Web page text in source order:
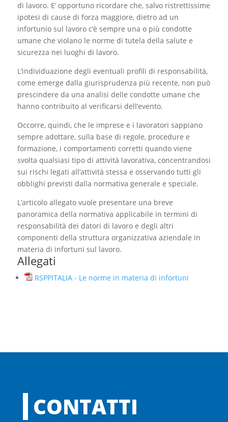
di lavoro. E’ opportuno ricordare che, salvo ristrettissime
ipotesi di cause di forza maggiore, dietro ad un
infortunio sul lavoro c’è sempre una o più condotte
umane che violano le norme di tutela della salute e
sicurezza nei luoghi di lavoro.
L’individuazione degli eventuali profili di responsabilità,
come emerge dalla giurisprudenza più recente, non può
prescindere da una analisi delle condotte umane che
hanno contribuito al verificarsi dell’evento.
Occorre, quindi, che le imprese e i lavoratori sappiano
sempre adottare, sulla base di regole, procedure e
formazione, i comportamenti corretti quando viene
svolta qualsiasi tipo di attività lavorativa, concentrandosi
sui rischi legati all’attività stessa e osservando tutti gli
obblighi previsti dalla normativa generale e speciale.
L’articolo allegato vuole presentare una breve
panoramica della normativa applicabile in termini di
responsabilità dei datori di lavoro e degli altri
componenti della struttura organizzativa aziendale in
materia di infortuni sul lavoro.
Allegati
RSPPITALIA - Le norme in materia di infortuni
CONTATTI